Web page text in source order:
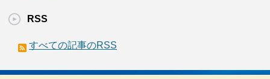
RSS
すべての記事のRSS